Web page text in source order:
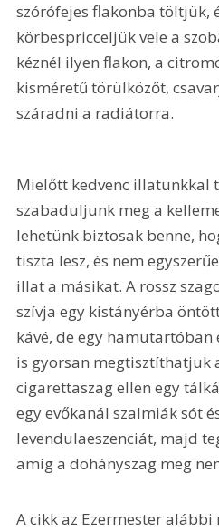
szórófejes flakonba töltjük,
körbespricceljük vele a
kéznél ilyen flakon, a
kisméretű törülközőt,
száradni a radiátorra.
Mielőtt kedvenc illatunkkal
szabaduljunk meg a
lehetünk biztosak benne,
tiszta lesz, és nem
illat a másikat. A rossz
szívja egy kistányérba
kávé, de egy
is gyorsan megtisztíthatjuk
cigarettaszag ellen egy
egy evőkanál szalmiák sót
levendulaeszenciát, majd
amíg a dohányszag meg
A cikk az Ezermester